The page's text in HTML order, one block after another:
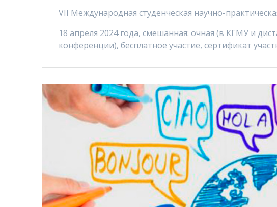
VII Международная студенческая научно-
18 апреля 2024 года, смешанная: очная (в КГМУ и
конференции), бесплатное участие, сертификат